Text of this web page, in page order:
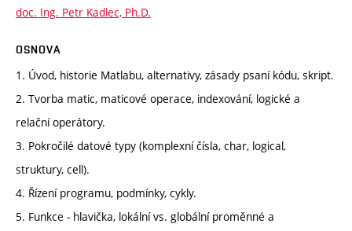
doc. Ing. Petr Kadlec, Ph.D.
OSNOVA
1. Úvod, historie Matlabu, alternativy, zásady psaní kódu, skript.
2. Tvorba matic, maticové operace, indexování, logické a
relační operátory.
3. Pokročilé datové typy (komplexní čísla, char, logical,
struktury, cell).
4. Řízení programu, podmínky, cykly.
5. Funkce - hlavička, lokální vs. globální proměnné a